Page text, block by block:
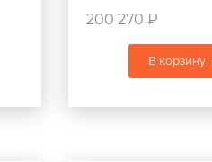
200 270 ₽
В корзину